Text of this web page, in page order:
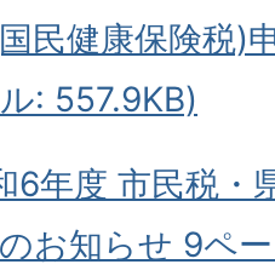
民健康保険税)
: 557.9KB)
6年度 市民税・
お知らせ 9ペ